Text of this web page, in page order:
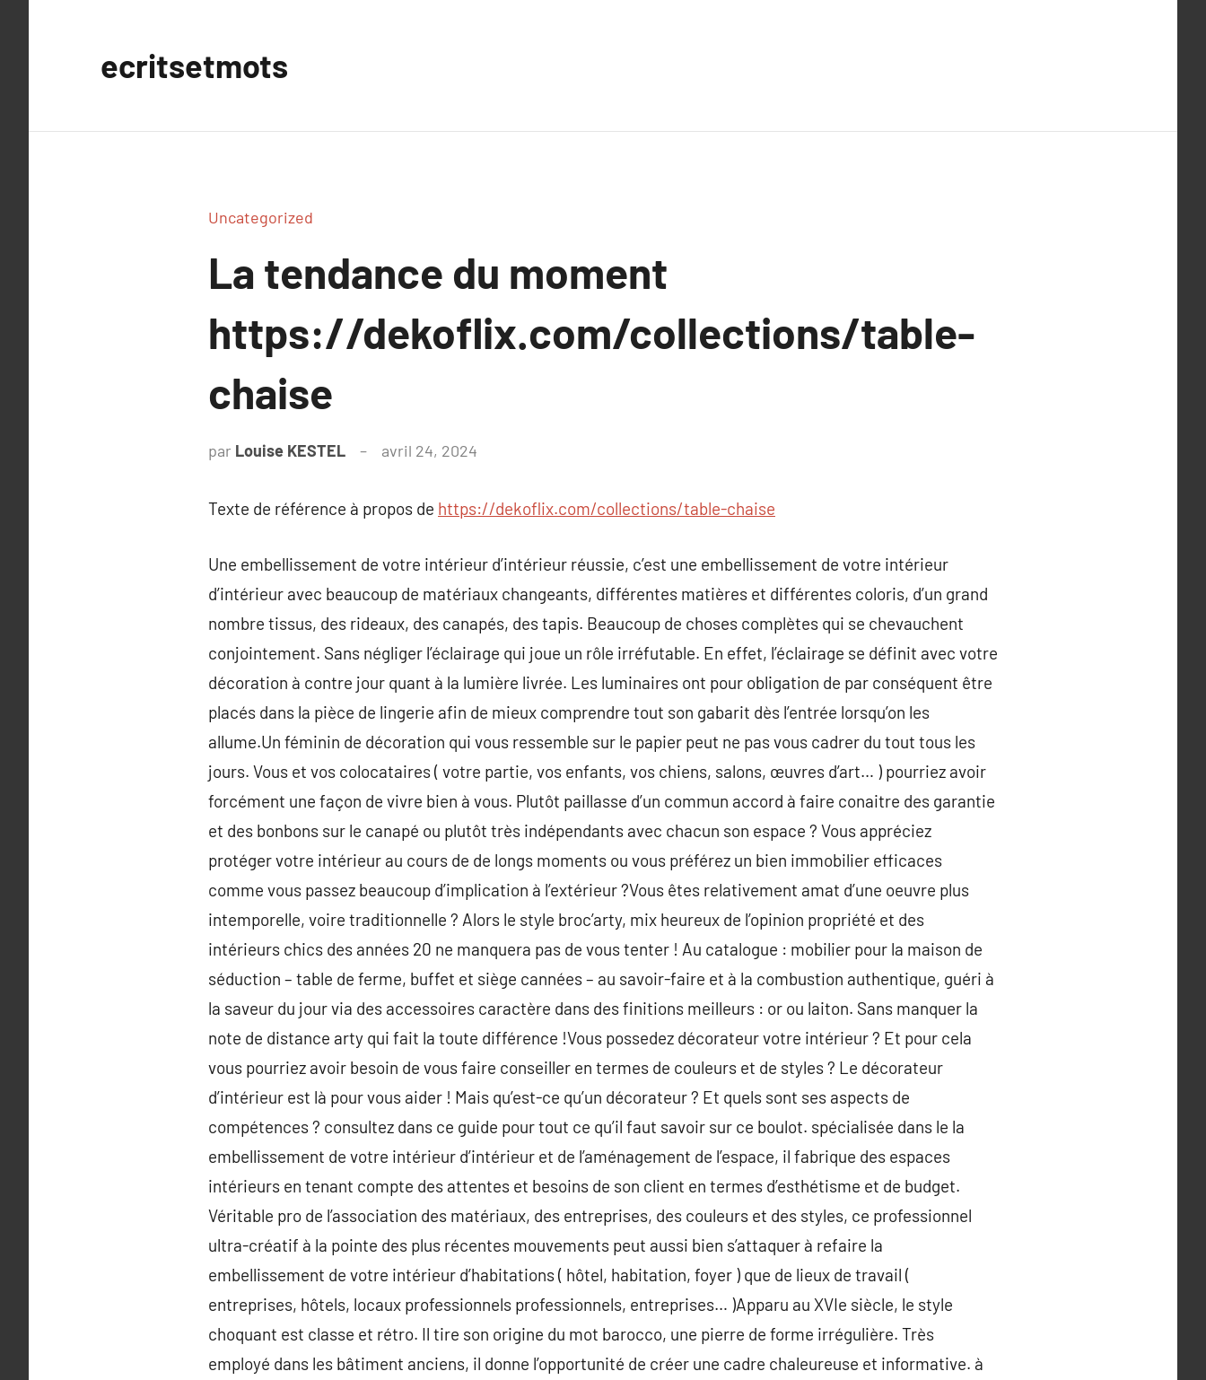
ecritsetmots
Uncategorized
La tendance du moment
https://dekoflix.com/collections/table-
chaise
par Louise KESTEL avril 24, 2024
Texte de référence à propos de https://dekoflix.com/collections/table-chaise
Une embellissement de votre intérieur d’intérieur réussie, c’est une embellissement de votre intérieur
d’intérieur avec beaucoup de matériaux changeants, différentes matières et différentes coloris, d’un grand
nombre tissus, des rideaux, des canapés, des tapis. Beaucoup de choses complètes qui se chevauchent
conjointement. Sans négliger l’éclairage qui joue un rôle irréfutable. En effet, l’éclairage se définit avec votre
décoration à contre jour quant à la lumière livrée. Les luminaires ont pour obligation de par conséquent être
placés dans la pièce de lingerie afin de mieux comprendre tout son gabarit dès l’entrée lorsqu’on les
allume.Un féminin de décoration qui vous ressemble sur le papier peut ne pas vous cadrer du tout tous les
jours. Vous et vos colocataires ( votre partie, vos enfants, vos chiens, salons, œuvres d’art… ) pourriez avoir
forcément une façon de vivre bien à vous. Plutôt paillasse d’un commun accord à faire conaitre des garantie
et des bonbons sur le canapé ou plutôt très indépendants avec chacun son espace ? Vous appréciez
protéger votre intérieur au cours de de longs moments ou vous préférez un bien immobilier efficaces
comme vous passez beaucoup d’implication à l’extérieur ?Vous êtes relativement amat d’une oeuvre plus
intemporelle, voire traditionnelle ? Alors le style broc’arty, mix heureux de l’opinion propriété et des
intérieurs chics des années 20 ne manquera pas de vous tenter ! Au catalogue : mobilier pour la maison de
séduction – table de ferme, buffet et siège cannées – au savoir-faire et à la combustion authentique, guéri à
la saveur du jour via des accessoires caractère dans des finitions meilleurs : or ou laiton. Sans manquer la
note de distance arty qui fait la toute différence !Vous possedez décorateur votre intérieur ? Et pour cela
vous pourriez avoir besoin de vous faire conseiller en termes de couleurs et de styles ? Le décorateur
d’intérieur est là pour vous aider ! Mais qu’est-ce qu’un décorateur ? Et quels sont ses aspects de
compétences ? consultez dans ce guide pour tout ce qu’il faut savoir sur ce boulot. spécialisée dans le la
embellissement de votre intérieur d’intérieur et de l’aménagement de l’espace, il fabrique des espaces
intérieurs en tenant compte des attentes et besoins de son client en termes d’esthétisme et de budget.
Véritable pro de l’association des matériaux, des entreprises, des couleurs et des styles, ce professionnel
ultra-créatif à la pointe des plus récentes mouvements peut aussi bien s’attaquer à refaire la
embellissement de votre intérieur d’habitations ( hôtel, habitation, foyer ) que de lieux de travail (
entreprises, hôtels, locaux professionnels professionnels, entreprises… )Apparu au XVIe siècle, le style
choquant est classe et rétro. Il tire son origine du mot barocco, une pierre de forme irrégulière. Très
employé dans les bâtiment anciens, il donne l’opportunité de créer une cadre chaleureuse et informative. à